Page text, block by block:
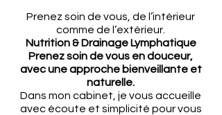
Prenez soin de vous, de l’intérieur
comme de l’extérieur.
Nutrition & Drainage Lymphatique
Prenez soin de vous en douceur,
avec une approche bienveillante et
naturelle.
Dans mon cabinet, je vous accueille
avec écoute et simplicité pour vous